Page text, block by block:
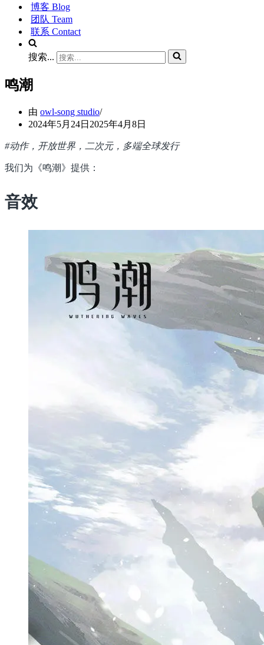
博客 Blog
团队 Team
联系 Contact
搜索...
鸣潮
由 owl-song studio
2024年5月24日 2025年4月8日
#动作，开放世界，二次元，多端全球发行
我们为《鸣潮》提供：
音效